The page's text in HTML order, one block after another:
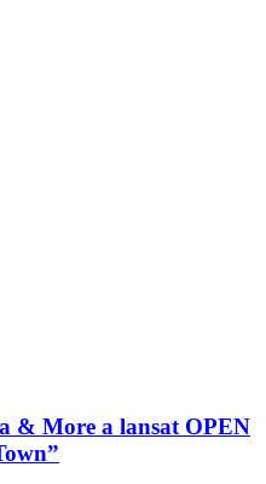
& More a lansat OPEN